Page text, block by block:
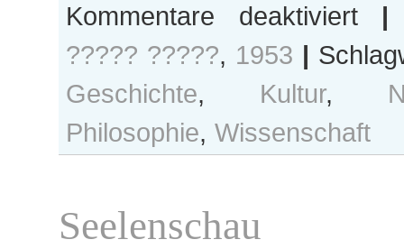
Kommentare deaktiviertKant,
Paris,
|
????? ?????, 1953 |
Geschichte, Kultur,
Philosophie, Wissenschaft
Seelenschau